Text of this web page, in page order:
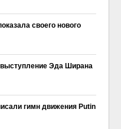
своего нового
Эда Ширана
гимн движения Putin